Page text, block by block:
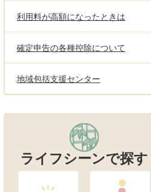
利用料が高額になったときは
確定申告の各種控除について
地域包括支援センター
ライフシーンで探す